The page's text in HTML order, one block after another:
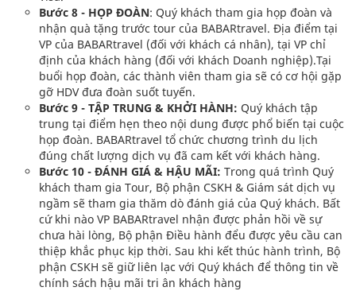
Bước 8 - HỌP ĐOÀN: Quý khách tham gia họp đoàn và
nhận quà tặng trước tour của BABARtravel. Địa điểm tại
VP của BABARtravel (đối với khách cá nhân), tại VP chỉ
định của khách hàng (đối với khách Doanh nghiệp).Tại
buổi họp đoàn, các thành viên tham gia sẽ có cơ hội gặp
gỡ HDV đưa đoàn suốt tuyến.
Bước 9 - TẬP TRUNG & KHỞI HÀNH: Quý khách tập
trung tại điểm hẹn theo nội dung được phổ biến tại cuộc
họp đoàn. BABARtravel tổ chức chương trình du lịch
đúng chất lượng dịch vụ đã cam kết với khách hàng.
Bước 10 - ĐÁNH GIÁ & HẬU MÃI: Trong quá trình Quý
khách tham gia Tour, Bộ phận CSKH & Giám sát dịch vụ
ngầm sẽ tham gia thăm dò đánh giá của Quý khách. Bất
cứ khi nào VP BABARtravel nhận được phản hồi về sự
chưa hài lòng, Bộ phận Điều hành đểu được yêu cầu can
thiệp khắc phục kịp thời. Sau khi kết thúc hành trình, Bộ
phận CSKH sẽ giữ liên lạc với Quý khách để thông tin về
chính sách hậu mãi tri ân khách hàng